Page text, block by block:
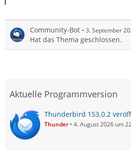
Community-Bot 3. September
Hat das Thema geschlossen.
Aktuelle Programmversion
Thunderbird 153.0.2
Thunder 4. August 2026 um